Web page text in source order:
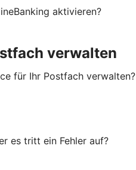
aktivieren?
verwalten
für Ihr Postfach verwalten?
es tritt ein Fehler auf?